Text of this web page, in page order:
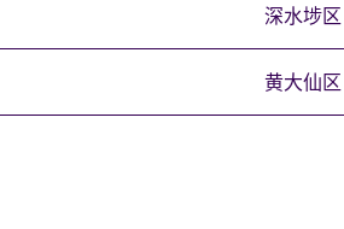
深水埗区
黄大仙区